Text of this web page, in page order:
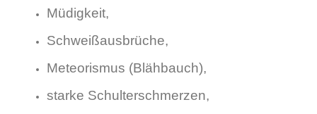
Müdigkeit,
Schweißausbrüche,
Meteorismus (Blähbauch),
starke Schulterschmerzen,